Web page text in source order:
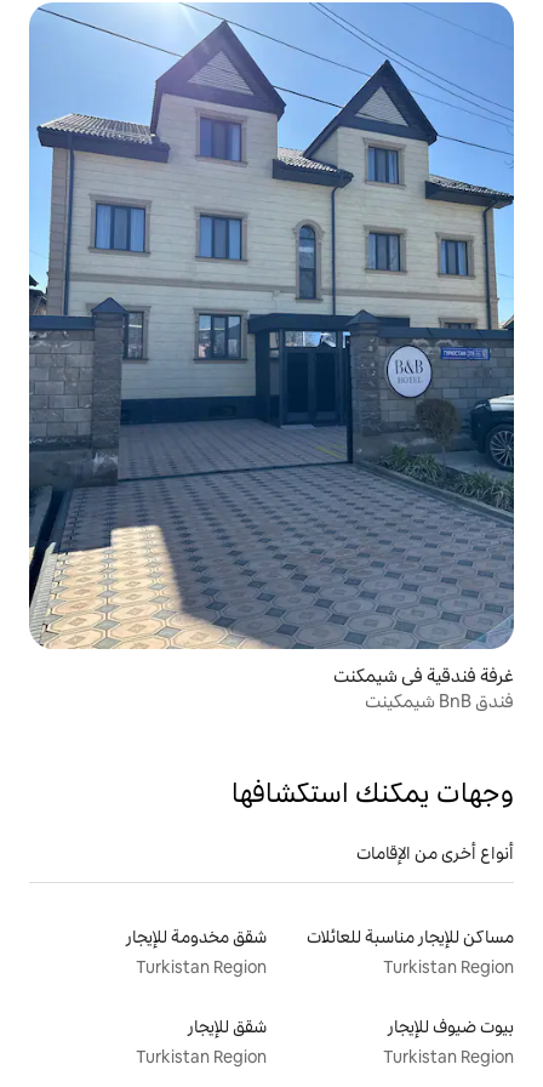
شقق مخدومة للإيجار
Turkistan Region
شقق للإيجار
Turkistan Region